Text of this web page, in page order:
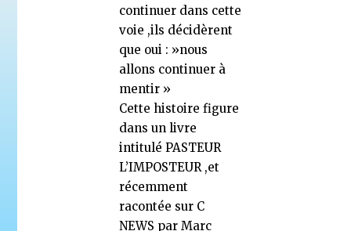
continuer dans cette
voie ,ils décidèrent
que oui : »nous
allons continuer à
mentir »
Cette histoire figure
dans un livre
intitulé PASTEUR
L’IMPOSTEUR ,et
récemment
racontée sur C
NEWS par Marc